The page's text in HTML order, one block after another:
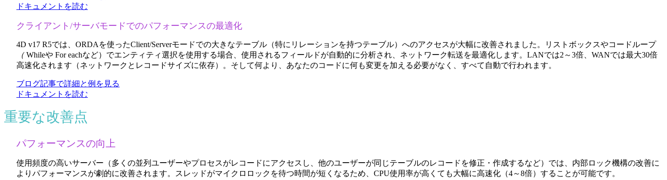
ドキュメントを読む
クライアント/サーバモードでのパフォーマンスの最適化
4D v17 R5では、ORDAを使ったClient/Serverモードでの大きなテーブル（特にリレーションを持つテーブル）へのアクセスが大幅に改善されました。リストボックスやコードループ
（ Whileや For eachなど）でエンティティ選択を使用する場合、使用されるフィールドが自動的に分析され、ネットワーク転送を最適化します。LANでは2～3倍、WANでは最大30倍
高速化されます（ネットワークとレコードサイズに依存）。そして何より、あなたのコードに何も変更を加える必要がなく、すべて自動で行われます。
ブログ記事で詳細と例を見る
ドキュメントを読む
重要な改善点
パフォーマンスの向上
使用頻度の高いサーバー（多くの並列ユーザーやプロセスがレコードにアクセスし、他のユーザーが同じテーブルのレコードを修正・作成するなど）では、内部ロック機構の改善に
よりパフォーマンスが劇的に改善されます。スレッドがマイクロロックを待つ時間が短くなるため、CPU使用率が高くても大幅に高速化（4～8倍）することが可能です。